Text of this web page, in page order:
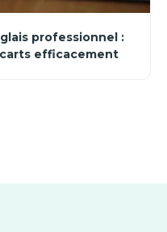
professionnel :
efficacement